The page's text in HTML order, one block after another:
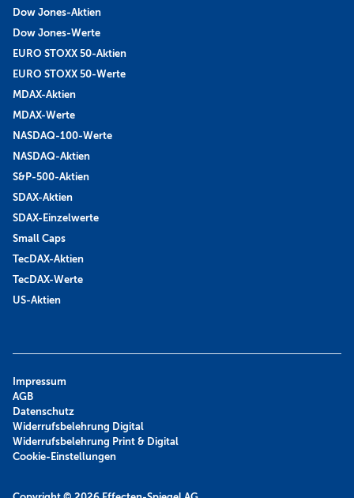
Dow Jones-Aktien
Dow Jones-Werte
EURO STOXX 50-Aktien
EURO STOXX 50-Werte
MDAX-Aktien
MDAX-Werte
NASDAQ-100-Werte
NASDAQ-Aktien
S&P-500-Aktien
SDAX-Aktien
SDAX-Einzelwerte
Small Caps
TecDAX-Aktien
TecDAX-Werte
US-Aktien
Impressum
AGB
Datenschutz
Widerrufsbelehrung Digital
Widerrufsbelehrung Print & Digital
Cookie-Einstellungen